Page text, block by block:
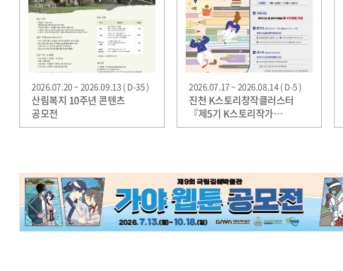
2026.07.20 ~ 2026.09.13 ( D-35 )
산림복지 10주년 콘텐츠
공모전
2026.07.17 ~ 2026.08.14 ( D-5 )
진천 K스토리창작클러스터
『제5기 K스토리작가
레지던시 입주작가』